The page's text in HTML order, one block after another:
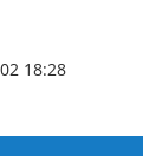
18:28